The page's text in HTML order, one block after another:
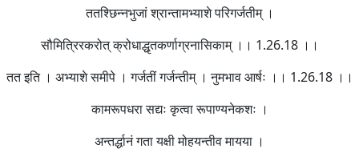
ततश्छिन्नभुजां श्रान्तामभ्याशे परिगर्जतीम् ।
सौमित्रिरकरोत् क्रोधाद्धृतकर्णाग्रनासिकाम् ।। 1.26.18 ।।
तत इति । अभ्याशे समीपे । गर्जतीं गर्जन्तीम् । नुमभाव आर्षः ।। 1.26.18 ।।
कामरूपधरा सद्यः कृत्वा रूपाण्यनेकशः ।
अन्तर्द्धानं गता यक्षी मोहयन्तीव मायया ।